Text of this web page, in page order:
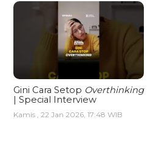
Gini Cara Setop Overthinking
| Special Interview
Kamis , 22 Jan 2026, 17:48 WIB